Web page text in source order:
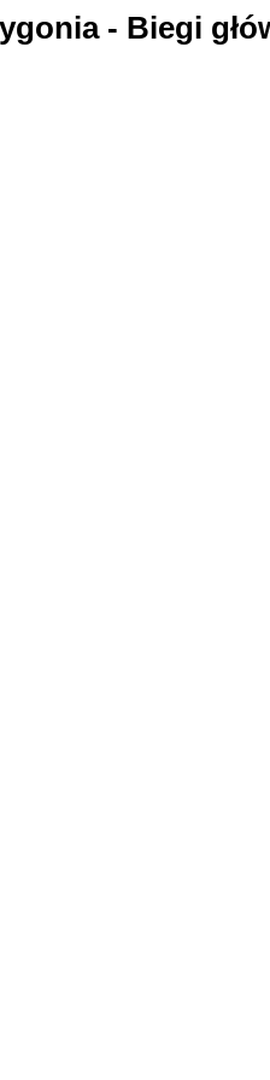
- Biegi